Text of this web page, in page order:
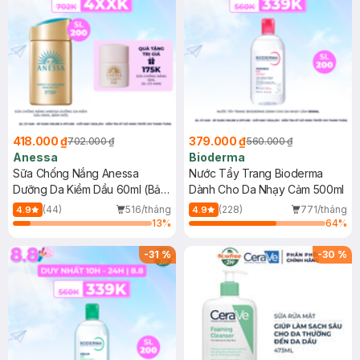
418.000 ₫702.000 ₫
Anessa
Sữa Chống Nắng Anessa
Dưỡng Da Kiềm Dầu 60ml (Bản
Mới)
4.9 (44)
516/tháng
13%
379.000 ₫560.000 ₫
Bioderma
Nước Tẩy Trang Bioderma
Dành Cho Da Nhạy Cảm 500ml
4.9 (228)
771/tháng
64%
-31% -30 %